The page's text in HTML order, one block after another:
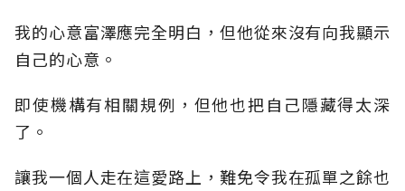
我的心意富澤應完全明白，但他從來沒有向我顯示
自己的心意。
即使機構有相關規例，但他也把自己隱藏得太深
了。
讓我一個人走在這愛路上，難免令我在孤單之餘也